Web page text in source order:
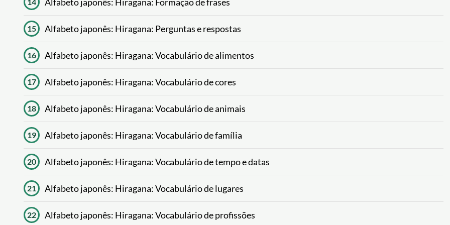
15 Alfabeto japonês: Hiragana: Perguntas e respostas
16 Alfabeto japonês: Hiragana: Vocabulário de alimentos
17 Alfabeto japonês: Hiragana: Vocabulário de cores
18 Alfabeto japonês: Hiragana: Vocabulário de animais
19 Alfabeto japonês: Hiragana: Vocabulário de família
20 Alfabeto japonês: Hiragana: Vocabulário de tempo e datas
21 Alfabeto japonês: Hiragana: Vocabulário de lugares
22 Alfabeto japonês: Hiragana: Vocabulário de profissões